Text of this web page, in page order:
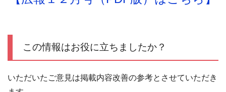
この情報はお役に立ちましたか？
いただいたご意見は掲載内容改善の参考とさせていただき